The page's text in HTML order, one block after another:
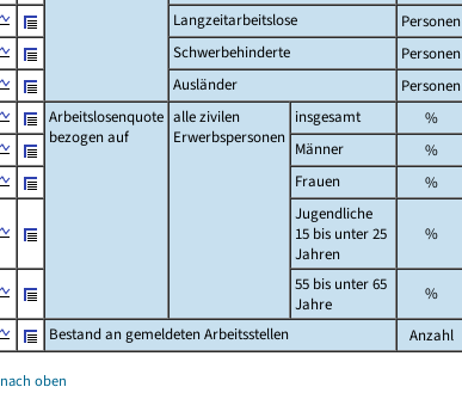
Langzeitarbeitslose
Personen
Schwerbehinderte
Personen
Ausländer
Personen
Arbeitslosenquote
bezogen auf
alle zivilen
Erwerbspersonen
insgesamt %
Männer
%
Frauen
%
Jugendliche
15 bis unter 25
Jahren
%
55 bis unter 65
Jahre
%
Bestand an gemeldeten Arbeitsstellen
Anzahl
nach oben